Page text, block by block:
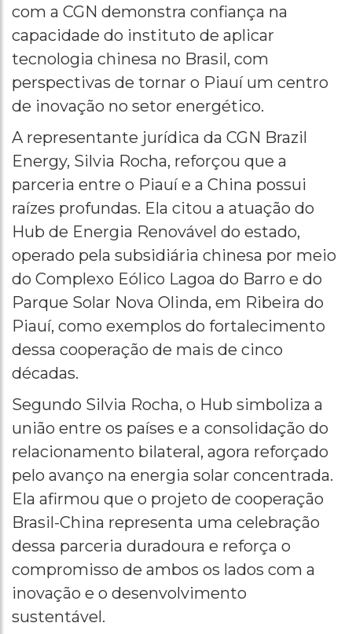
com a CGN demonstra confiança na
capacidade do instituto de aplicar
tecnologia chinesa no Brasil, com
perspectivas de tornar o Piauí um centro
de inovação no setor energético.
A representante jurídica da CGN Brazil
Energy, Silvia Rocha, reforçou que a
parceria entre o Piauí e a China possui
raízes profundas. Ela citou a atuação do
Hub de Energia Renovável do estado,
operado pela subsidiária chinesa por meio
do Complexo Eólico Lagoa do Barro e do
Parque Solar Nova Olinda, em Ribeira do
Piauí, como exemplos do fortalecimento
dessa cooperação de mais de cinco
décadas.
Segundo Silvia Rocha, o Hub simboliza a
união entre os países e a consolidação do
relacionamento bilateral, agora reforçado
pelo avanço na energia solar concentrada.
Ela afirmou que o projeto de cooperação
Brasil-China representa uma celebração
dessa parceria duradoura e reforça o
compromisso de ambos os lados com a
inovação e o desenvolvimento
sustentável.